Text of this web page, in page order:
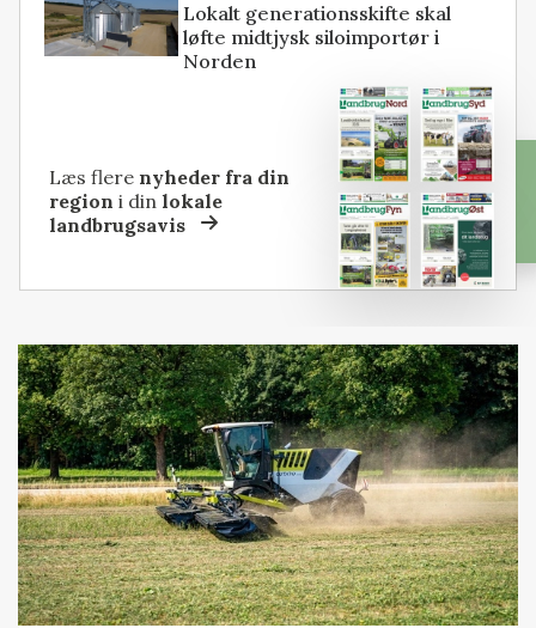
Lokalt generationsskifte skal
løfte midtjysk siloimportør i
Norden
Læs flere nyheder fra din
region i dinlokale
landbrugsavis